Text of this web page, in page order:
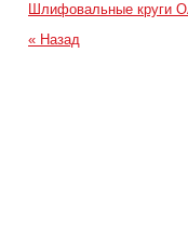
Шлифовальные круги
« Назад